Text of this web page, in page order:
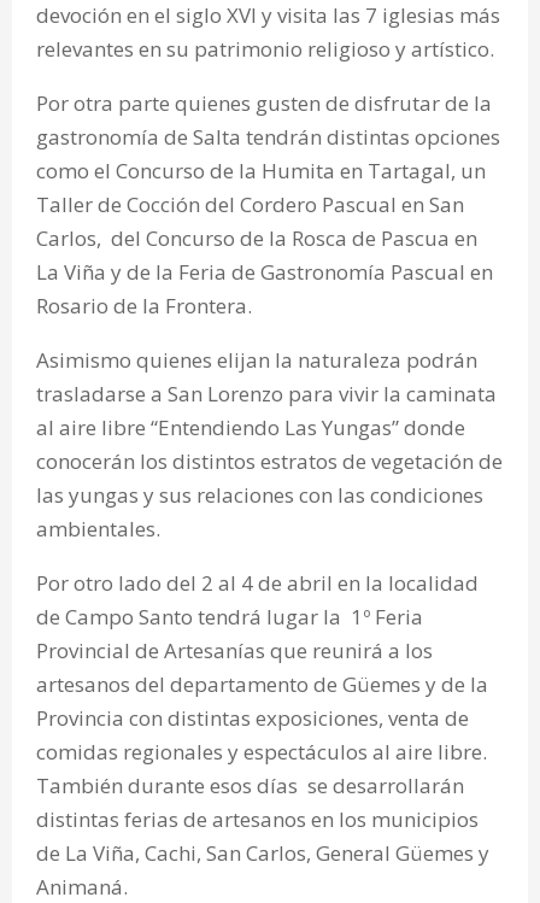
devoción en el siglo XVI y visita las 7 iglesias más
relevantes en su patrimonio religioso y artístico.
Por otra parte quienes gusten de disfrutar de la
gastronomía de Salta tendrán distintas opciones
como el Concurso de la Humita en Tartagal, un
Taller de Cocción del Cordero Pascual en San
Carlos, del Concurso de la Rosca de Pascua en
La Viña y de la Feria de Gastronomía Pascual en
Rosario de la Frontera.
Asimismo quienes elijan la naturaleza podrán
trasladarse a San Lorenzo para vivir la caminata
al aire libre “Entendiendo Las Yungas” donde
conocerán los distintos estratos de vegetación de
las yungas y sus relaciones con las condiciones
ambientales.
Por otro lado del 2 al 4 de abril en la localidad
de Campo Santo tendrá lugar la 1º Feria
Provincial de Artesanías que reunirá a los
artesanos del departamento de Güemes y de la
Provincia con distintas exposiciones, venta de
comidas regionales y espectáculos al aire libre.
También durante esos días se desarrollarán
distintas ferias de artesanos en los municipios
de La Viña, Cachi, San Carlos, General Güemes y
Animaná.